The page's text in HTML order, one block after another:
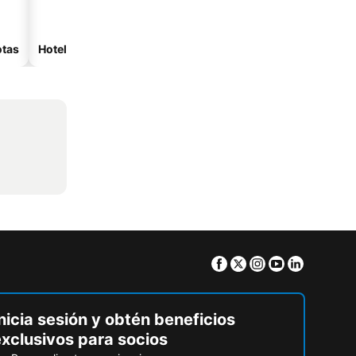
Hoteles con spa
Facebook
TwitterInstagram
Youtube
sesión y obtén beneficios
para socios